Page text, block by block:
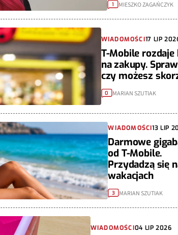
1 MIESZKO ZAGAŃCZYK
WIADOMOŚCI17 LIP
T-Mobile rozdaje
na zakupy.
czy możesz
0 MARIAN SZUTIAK
WIADOMOŚCI13 LIP
Darmowe
od T-Mobile.
Przydadzą się
wakacjach
3 MARIAN SZUTIAK
WIADOMOŚCI04 LIP 2026